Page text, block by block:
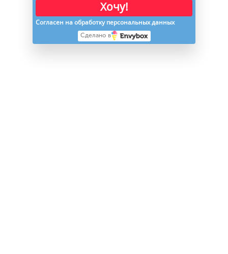
Хочу!
Согласен на обработку персональных данных
Сделано в